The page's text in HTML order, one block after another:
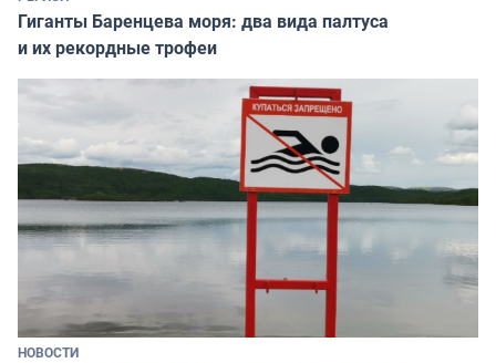
Гиганты Баренцева моря: два вида палтуса
и их рекордные трофеи
НОВОСТИ